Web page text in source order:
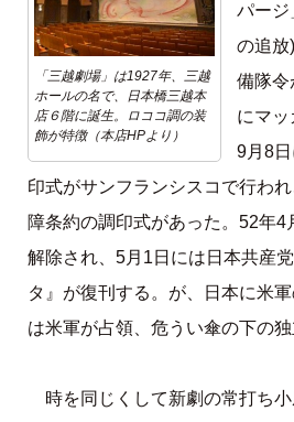
「三越劇場」は1927年、三越
ホールの名で、日本橋三越本
店６階に誕生。ロココ調の装
飾が特徴（本店HPより）
パージ
の追放
備隊令
にマッ
9月8
印式がサンフランシスコで行わ
障条約の調印式があった。52年
解除され、5月1日には日本共産
タ』が復刊する。が、日本に米
は米軍が占領、危うい傘の下の独
時を同じくして新劇の常打ち